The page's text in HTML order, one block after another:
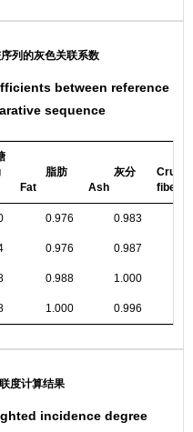
列的灰色关联系数
between reference
sequence
脂肪
Fat
灰分
Ash
Crude
fiber
0.976 0.983
0.976 0.987
0.988 1.000
1.000 0.996
度计算结果
incidence degree